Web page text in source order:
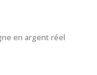
en argent réel